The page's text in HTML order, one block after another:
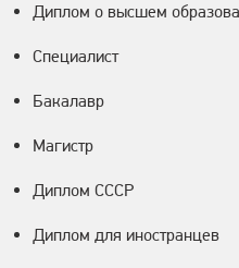
Диплом о высшем
Специалист
Бакалавр
Магистр
Диплом СССР
Диплом для иностранцев